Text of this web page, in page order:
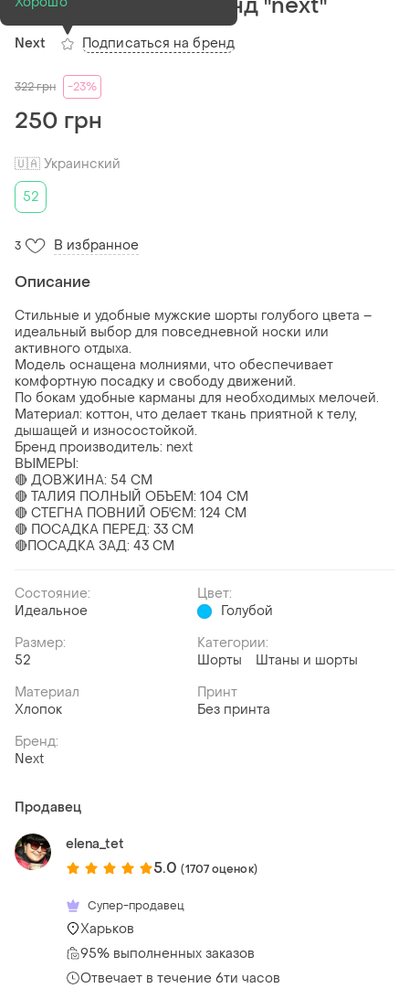
размер 2xl (52) бренд "next"
Next Подписаться на бренд
322грн -23%
250 грн
🇺🇦 Украинский
52
3 В избранное
Описание
Стильные и удобные мужские шорты голубого цвета –
идеальный выбор для повседневной носки или
активного отдыха.
Модель оснащена молниями, что обеспечивает
комфортную посадку и свободу движений.
По бокам удобные карманы для необходимых мелочей.
Материал: коттон, что делает ткань приятной к телу,
дышащей и износостойкой.
Бренд производитель: next
ВЫМЕРЫ:
🔴 ДОВЖИНА: 54 СМ
🔴 ТАЛИЯ ПОЛНЫЙ ОБЪЕМ: 104 СМ
🔴 СТЕГНА ПОВНИЙ ОБ'ЄМ: 124 СМ
🔴 ПОСАДКА ПЕРЕД: 33 СМ
🔴ПОСАДКА ЗАД: 43 СМ
Состояние:
Идеальное
Цвет:
Голубой
Размер:
52
Категории:
Шорты
Штаны и шорты
Материал
Хлопок
Принт
Без принта
Бренд:
Next
Продавец
elena_tet
5.0 (1707 оценок)
Супер-продавец
Харьков
95% выполненных заказов
Отвечает в течение 6ти часов